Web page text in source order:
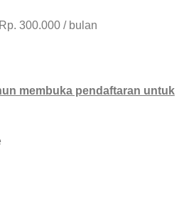
300.000 / bulan
membuka pendaftaran untuk